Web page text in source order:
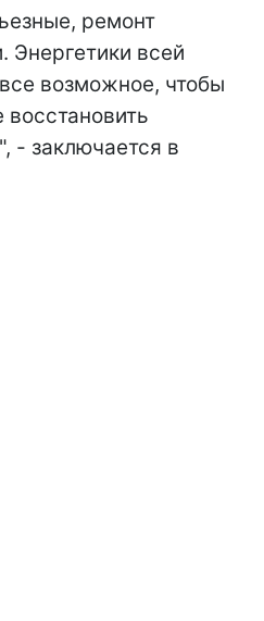
ремонт
Энергетики всей
возможное, чтобы
- заключается в